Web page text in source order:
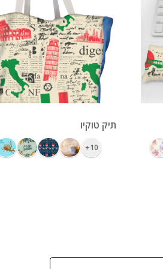
תיק טוקיו
10+